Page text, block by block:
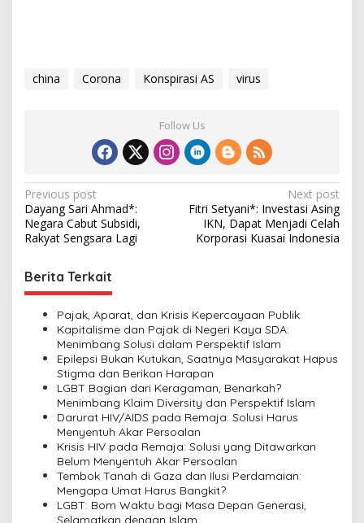
china Corona Konspirasi AS virus
Follow Us
P
o
s
t
n
Previous post
Dayang Sari Ahmad*:
Negara Cabut Subsidi,
Rakyat Sengsara Lagi
Next post
Fitri Setyani*: Investasi Asing
IKN, Dapat Menjadi Celah
Korporasi Kuasai Indonesia
Berita Terkait
Pajak, Aparat, dan Krisis Kepercayaan Publik
Kapitalisme dan Pajak di Negeri Kaya SDA:
Menimbang Solusi dalam Perspektif Islam
Epilepsi Bukan Kutukan, Saatnya Masyarakat Hapus
Stigma dan Berikan Harapan
LGBT Bagian dari Keragaman, Benarkah?
Menimbang Klaim Diversity dan Perspektif Islam
Darurat HIV/AIDS pada Remaja: Solusi Harus
Menyentuh Akar Persoalan
Krisis HIV pada Remaja: Solusi yang Ditawarkan
Belum Menyentuh Akar Persoalan
Tembok Tanah di Gaza dan Ilusi Perdamaian:
Mengapa Umat Harus Bangkit?
LGBT: Bom Waktu bagi Masa Depan Generasi,
Selamatkan dengan Islam